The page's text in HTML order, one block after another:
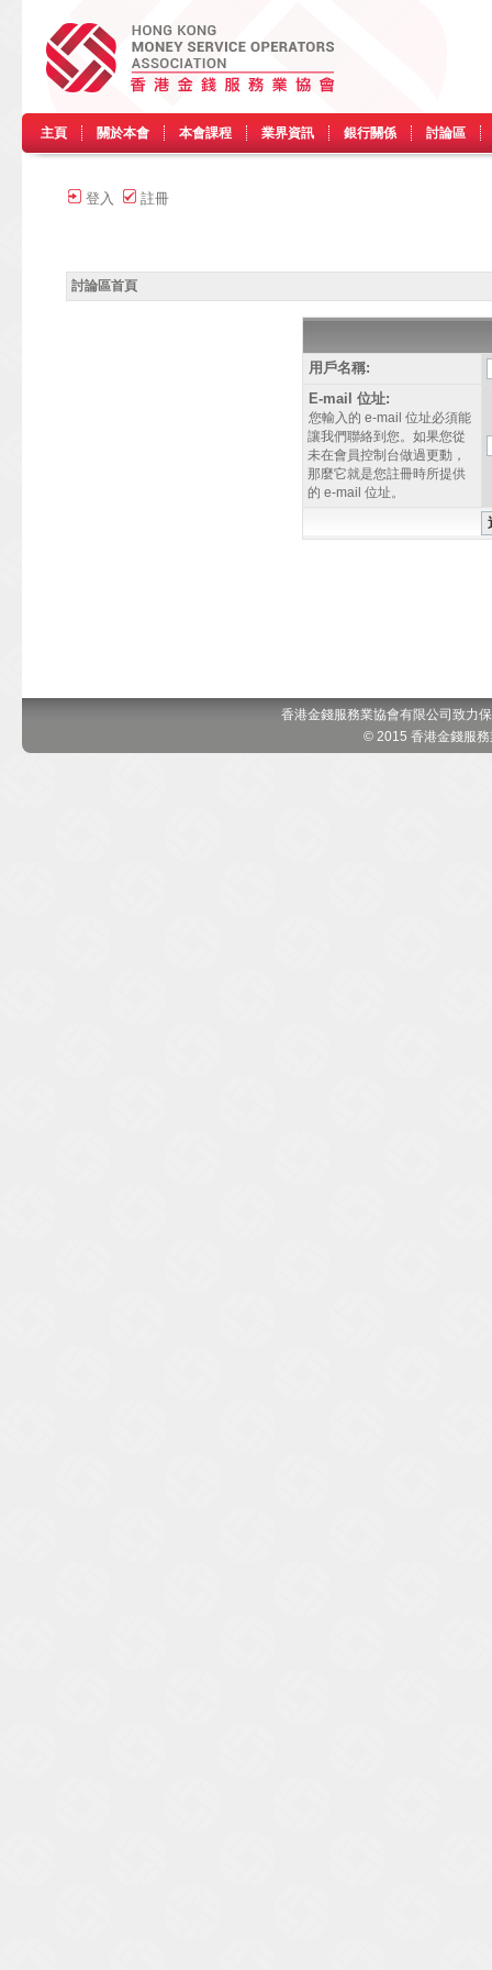
主頁 關於本會 本會課程 業界資訊 銀行關係 討論區
登入 註冊
討論區首頁
用戶名稱:
E-mail 位址:
您輸入的 e-mail 位址必須能
讓我們聯絡到您。如果您從
未在會員控制台做過更動，
那麼它就是您註冊時所提供
的 e-mail 位址。
香港金錢服務業協會有限公司致力
© 2015 香港金錢服